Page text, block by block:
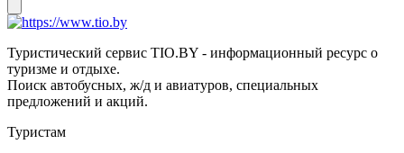
Туристический сервис TIO.BY - информационный ресурс о
туризме и отдыхе.
Поиск автобусных, ж/д и авиатуров, специальных
предложений и акций.
Туристам